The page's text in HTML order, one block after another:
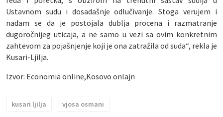
Ustavnom sudu i dosadašnje odlučivanje. Stoga verujem i
nadam se da je postojala dublja procena i razmatranje
dugoročnijeg uticaja, a ne samo u vezi sa ovim konkretnim
zahtevom za pojašnjenje koji je ona zatražila od suda“, rekla je
Kusari-Ljilja.
Izvor: Economia online,Kosovo onlajn
kusari ljilja vjosa osmani